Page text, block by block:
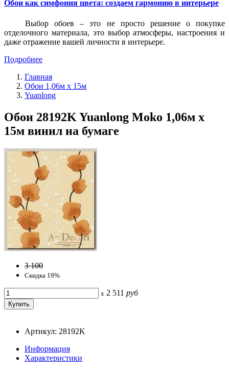
Обои как симфония цвета: создаем гармонию в интерьере
Выбор обоев – это не просто решение о покупке
отделочного материала, это выбор атмосферы, настроения и
даже отражение вашей личности в интерьере.
Подробнее
Главная
Обои 1,06м x 15м
Yuanlong
Обои 28192K Yuanlong Moko 1,06м x
15м винил на бумаге
3 100
Скидка 19%
x 2 511 руб
Артикул: 28192K
Информация
Характеристики